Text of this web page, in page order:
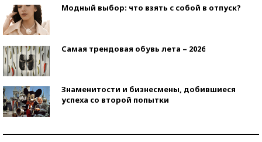
Модный выбор: что взять с собой в отпуск?
Самая трендовая обувь лета – 2026
Знаменитости и бизнесмены, добившиеся
успеха со второй попытки